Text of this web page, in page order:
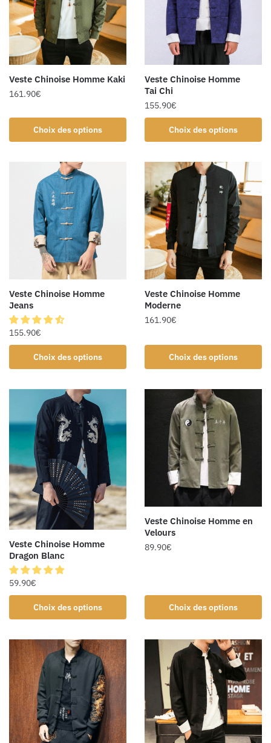
Veste Chinoise Homme Kaki
161.90€
Choix des options
Veste Chinoise Homme
Tai Chi
155.90€
Choix des options
Veste Chinoise Homme
Jeans
155.90€
Choix des options
Veste Chinoise Homme
Moderne
161.90€
Choix des options
Veste Chinoise Homme
Dragon Blanc
59.90€
Choix des options
Veste Chinoise Homme en
Velours
89.90€
Choix des options